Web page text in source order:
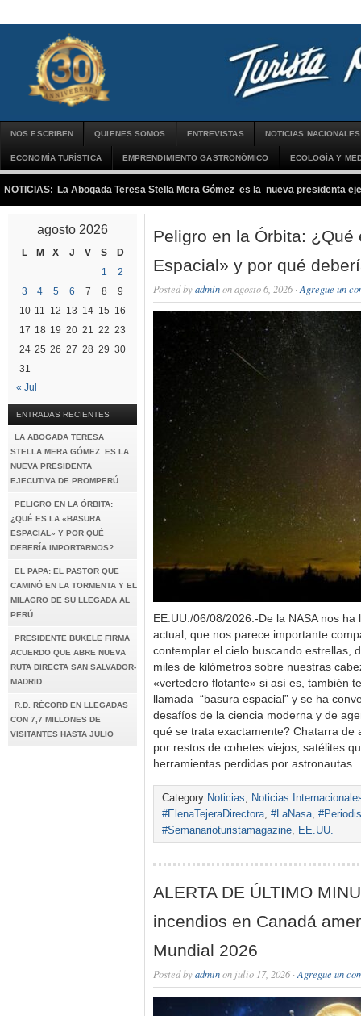
NOS ESCRIBEN QUIENES SOMOS ENTREVISTAS NOTICIAS NACIONALES
ECONOMÍA TURÍSTICA EMPRENDIMIENTO GASTRONÓMICO ECOLOGÍA Y
NOTICIAS: La Abogada Teresa Stella Mera Gómez es la nueva presidenta
agosto 2026
L M X J V S
D
1
2
3
4 5 6 7 8
9
10 11 12 13 14 15 16
17 18 19 20 21 22 23
24 25 26 27 28 29 30
31
« Jul
ENTRADAS RECIENTES
LA ABOGADA TERESA
STELLA MERA GÓMEZ ES LA
NUEVA PRESIDENTA
EJECUTIVA DE PROMPERÚ
PELIGRO EN LA ÓRBITA:
¿QUÉ ES LA «BASURA
ESPACIAL» Y POR QUÉ
DEBERÍA IMPORTARNOS?
EL PAPA: EL PASTOR QUE
CAMINÓ EN LA TORMENTA Y EL
MILAGRO DE SU LLEGADA AL
PERÚ
PRESIDENTE BUKELE FIRMA
ACUERDO QUE ABRE NUEVA
RUTA DIRECTA SAN SALVADOR-
MADRID
R.D. RÉCORD EN LLEGADAS
CON 7,7 MILLONES DE
VISITANTES HASTA JULIO
Peligro en la Órbita: ¿Qué
Espacial» y por qué
Posted byadminon agosto 6, 2026 · Agregue un
EE.UU./06/08/2026.-De la NASA nos
actual, que nos parece importante
contemplar el cielo buscando estrellas,
miles de kilómetros sobre nuestras
«vertedero flotante» si así es, también
llamada “basura espacial” y se ha
desafíos de la ciencia moderna y de
qué se trata exactamente? Chatarra de
por restos de cohetes viejos, satélites
herramientas perdidas por
Category Noticias, Noticias
#ElenaTejeraDirectora, #LaNasa,
#Semanarioturistamagazine, EE.UU.
ALERTA DE ÚLTIMO
incendios en Canadá
Mundial 2026
Posted byadminon julio 17, 2026 · Agregue un